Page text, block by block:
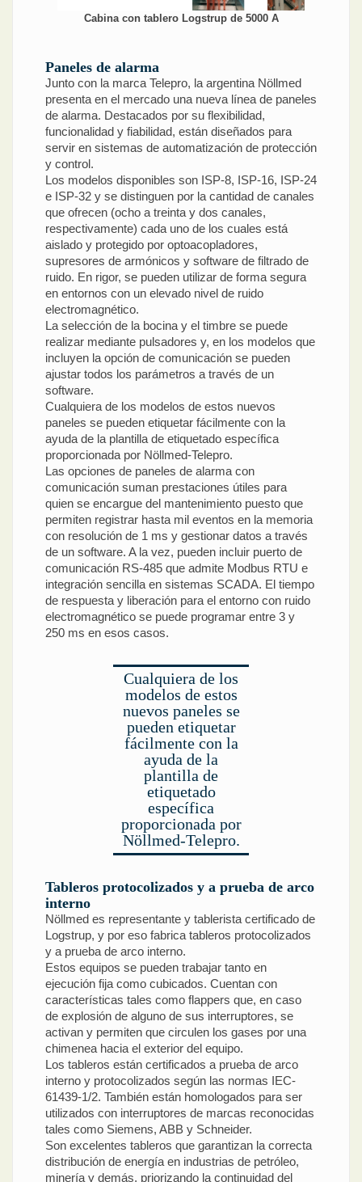
Cabina con tablero Logstrup de 5000 A
Paneles de alarma
Junto con la marca Telepro, la argentina Nöllmed
presenta en el mercado una nueva línea de paneles
de alarma. Destacados por su flexibilidad,
funcionalidad y fiabilidad, están diseñados para
servir en sistemas de automatización de protección
y control.
Los modelos disponibles son ISP-8, ISP-16, ISP-24
e ISP-32 y se distinguen por la cantidad de canales
que ofrecen (ocho a treinta y dos canales,
respectivamente) cada uno de los cuales está
aislado y protegido por optoacopladores,
supresores de armónicos y software de filtrado de
ruido. En rigor, se pueden utilizar de forma segura
en entornos con un elevado nivel de ruido
electromagnético.
La selección de la bocina y el timbre se puede
realizar mediante pulsadores y, en los modelos que
incluyen la opción de comunicación se pueden
ajustar todos los parámetros a través de un
software.
Cualquiera de los modelos de estos nuevos
paneles se pueden etiquetar fácilmente con la
ayuda de la plantilla de etiquetado específica
proporcionada por Nöllmed-Telepro.
Las opciones de paneles de alarma con
comunicación suman prestaciones útiles para
quien se encargue del mantenimiento puesto que
permiten registrar hasta mil eventos en la memoria
con resolución de 1 ms y gestionar datos a través
de un software. A la vez, pueden incluir puerto de
comunicación RS-485 que admite Modbus RTU e
integración sencilla en sistemas SCADA. El tiempo
de respuesta y liberación para el entorno con ruido
electromagnético se puede programar entre 3 y
250 ms en esos casos.
Cualquiera de los
modelos de estos
nuevos paneles se
pueden etiquetar
fácilmente con la
ayuda de la
plantilla de
etiquetado
específica
proporcionada por
Nöllmed-Telepro.
Tableros protocolizados y a prueba de arco
interno
Nöllmed es representante y tablerista certificado de
Logstrup, y por eso fabrica tableros protocolizados
y a prueba de arco interno.
Estos equipos se pueden trabajar tanto en
ejecución fija como cubicados. Cuentan con
características tales como flappers que, en caso
de explosión de alguno de sus interruptores, se
activan y permiten que circulen los gases por una
chimenea hacia el exterior del equipo.
Los tableros están certificados a prueba de arco
interno y protocolizados según las normas IEC-
61439-1/2. También están homologados para ser
utilizados con interruptores de marcas reconocidas
tales como Siemens, ABB y Schneider.
Son excelentes tableros que garantizan la correcta
distribución de energía en industrias de petróleo,
minería y demás, priorizando la continuidad del